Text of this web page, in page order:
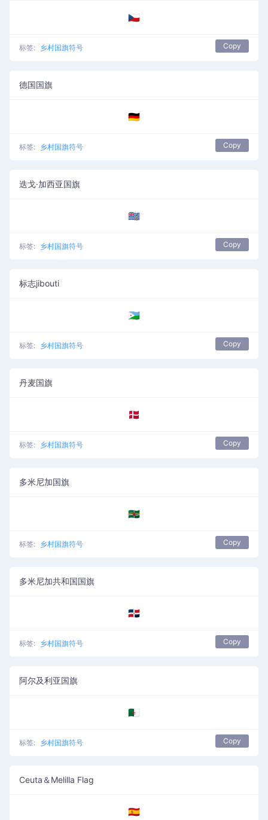
🇨🇿
标签: 乡村国旗符号 Copy
德国国旗
🇩🇪
标签: 乡村国旗符号 Copy
迭戈·加西亚国旗
🇩🇬
标签: 乡村国旗符号 Copy
标志jibouti
🇩🇯
标签: 乡村国旗符号 Copy
丹麦国旗
🇩🇰
标签: 乡村国旗符号 Copy
多米尼加国旗
🇩🇲
标签: 乡村国旗符号 Copy
多米尼加共和国国旗
🇩🇴
标签: 乡村国旗符号 Copy
阿尔及利亚国旗
🇩🇿
标签: 乡村国旗符号 Copy
Ceuta＆Melilla Flag
🇪🇦